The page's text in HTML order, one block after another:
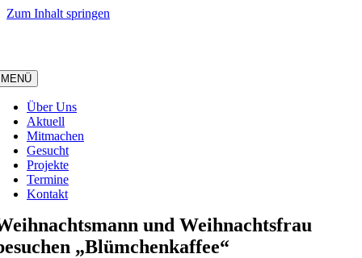
Zum Inhalt springen
MENÜ
Über Uns
Aktuell
Mitmachen
Gesucht
Projekte
Termine
Kontakt
und Weihnachtsfrau
„Blümchenkaffee“